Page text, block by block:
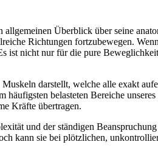
Überblick über seine
Richtungen fortzubewegen.
ist nicht nur für die pure
darstellt, welche alle exakt
belasteten Bereiche
Kräfte übertragen.
und der ständigen
kann sie bei plötzlichen,